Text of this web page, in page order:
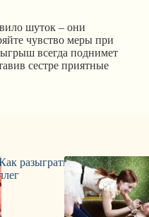
шуток – они
чувство меры при
всегда поднимет
сестре приятные